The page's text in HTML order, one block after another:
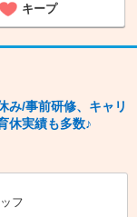
キープ
み/事前研修、キャリ
休実績も多数♪
フ